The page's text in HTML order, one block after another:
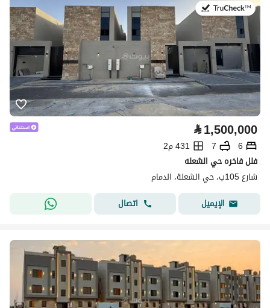
في:26 يوليو 2026
⃁1,500,000
6
7
431 م2
فلل فاخره حي الشعله
شارع 105ب، حي الشعلة، الدمام
الإيميل
اتصال